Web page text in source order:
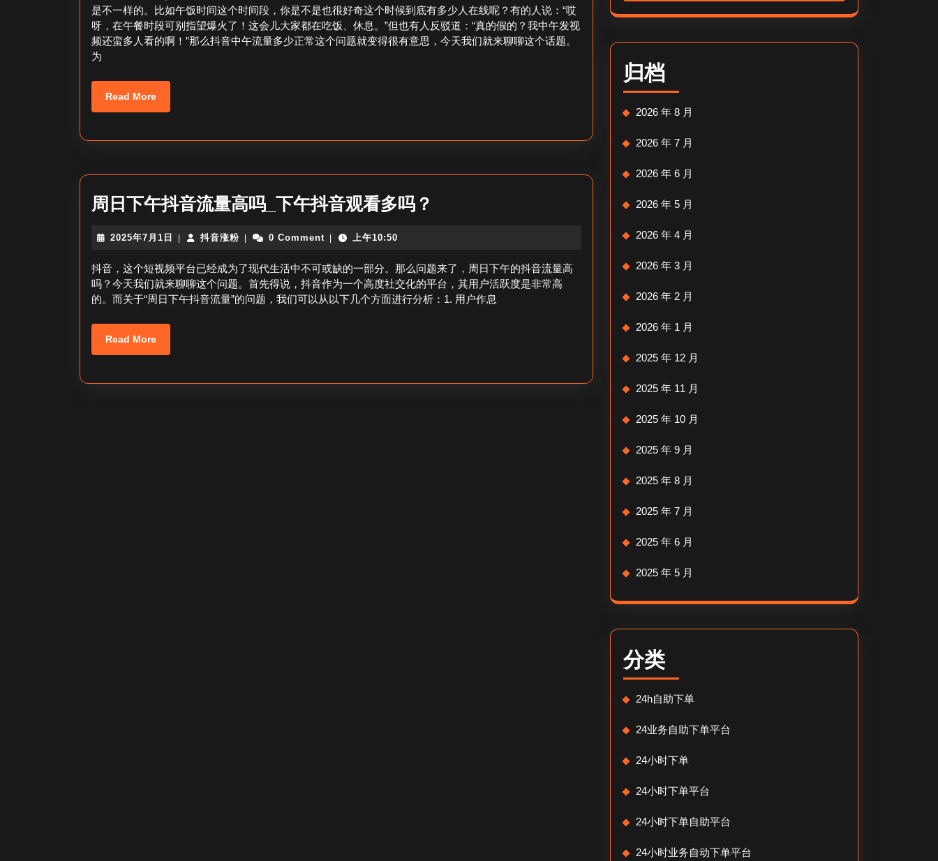
抖
音
时
流
量
_
音
常
流
量？
月
17
日
粉
是不一样的。比如午饭时间这个时间段，你是不是也很好奇这个时候到底有多少人在线呢？有的人说：“哎
呀，在午餐时段可别指望爆火了！这会儿大家都在吃饭、休息。”但也有人反驳道：“真的假的？我中午发视
频还蛮多人看的啊！”那么抖音中午流量多少正常这个问题就变得很有意思，今天我们就来聊聊这个话题。
为
Read MoreRead
More
周日下午抖音流量高吗_下午抖音观看多吗？
午
抖
音
2025年7月1日
2025
7
月
1
日
抖音涨粉抖
涨
粉
0 Comment 上午10:50
抖音，这个短视频平台已经成为了现代生活中不可或缺的一部分。那么问题来了，周日下午的抖音流量高
吗？今天我们就来聊聊这个问题。首先得说，抖音作为一个高度社交化的平台，其用户活跃度是非常高
的。而关于“周日下午抖音流量”的问题，我们可以从以下几个方面进行分析：1. 用户作息
Read MoreRead
More
归档
2026 年 8 月
2026 年 7 月
2026 年 6 月
2026 年 5 月
2026 年 4 月
2026 年 3 月
2026 年 2 月
2026 年 1 月
2025 年 12 月
2025 年 11 月
2025 年 10 月
2025 年 9 月
2025 年 8 月
2025 年 7 月
2025 年 6 月
2025 年 5 月
分类
24h自助下单
24业务自助下单平台
24小时下单
24小时下单平台
24小时下单自助平台
24小时业务自动下单平台